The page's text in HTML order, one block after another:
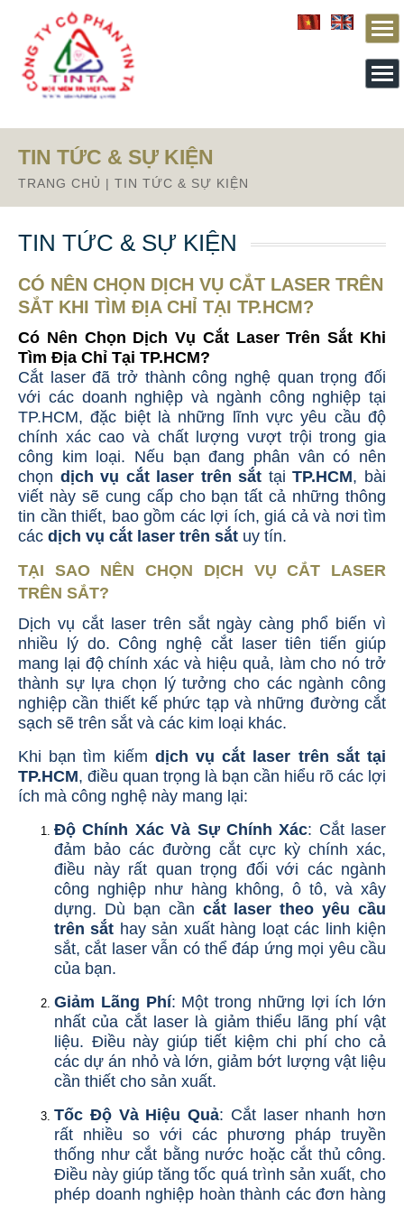
From this section downward is Zalo source code
TIN TỨC & SỰ KIỆN
TRANG CHỦ | TIN TỨC & SỰ KIỆN
TIN TỨC & SỰ KIỆN
CÓ NÊN CHỌN DỊCH VỤ CẮT LASER TRÊN
SẮT KHI TÌM ĐỊA CHỈ TẠI TP.HCM?
Có Nên Chọn Dịch Vụ Cắt Laser Trên Sắt Khi
Tìm Địa Chỉ Tại TP.HCM?
Cắt laser đã trở thành công nghệ quan trọng đối
với các doanh nghiệp và ngành công nghiệp tại
TP.HCM, đặc biệt là những lĩnh vực yêu cầu độ
chính xác cao và chất lượng vượt trội trong gia
công kim loại. Nếu bạn đang phân vân có nên
chọn dịch vụ cắt laser trên sắt tạiTP.HCM, bài
viết này sẽ cung cấp cho bạn tất cả những thông
tin cần thiết, bao gồm các lợi ích, giá cả và nơi tìm
các dịch vụ cắt laser trên sắt uy tín.
TẠI SAO NÊN CHỌN DỊCH VỤ CẮT LASER
TRÊN SẮT?
Dịch vụ cắt laser trên sắt ngày càng phổ biến vì
nhiều lý do. Công nghệ cắt laser tiên tiến giúp
mang lại độ chính xác và hiệu quả, làm cho nó trở
thành sự lựa chọn lý tưởng cho các ngành công
nghiệp cần thiết kế phức tạp và những đường cắt
sạch sẽ trên sắt và các kim loại khác.
Khi bạn tìm kiếm dịch vụ cắt laser trên sắt tại
TP.HCM, điều quan trọng là bạn cần hiểu rõ các lợi
ích mà công nghệ này mang lại:
Độ Chính Xác Và Sự Chính Xác: Cắt laser
đảm bảo các đường cắt cực kỳ chính xác,
điều này rất quan trọng đối với các ngành
công nghiệp như hàng không, ô tô, và xây
dựng. Dù bạn cần cắt laser theo yêu cầu
trên sắt hay sản xuất hàng loạt các linh kiện
sắt, cắt laser vẫn có thể đáp ứng mọi yêu cầu
của bạn.
Giảm Lãng Phí: Một trong những lợi ích lớn
nhất của cắt laser là giảm thiểu lãng phí vật
liệu. Điều này giúp tiết kiệm chi phí cho cả
các dự án nhỏ và lớn, giảm bớt lượng vật liệu
cần thiết cho sản xuất.
Tốc Độ Và Hiệu Quả: Cắt laser nhanh hơn
rất nhiều so với các phương pháp truyền
thống như cắt bằng nước hoặc cắt thủ công.
Điều này giúp tăng tốc quá trình sản xuất, cho
phép doanh nghiệp hoàn thành các đơn hàng